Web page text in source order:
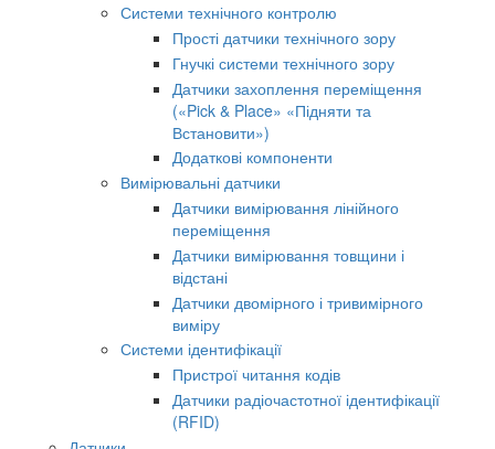
Системи технічного контролю
Прості датчики технічного зору
Гнучкі системи технічного зору
Датчики захоплення переміщення
(«Pick & Place» «Підняти та
Встановити»)
Додаткові компоненти
Вимірювальні датчики
Датчики вимірювання лінійного
переміщення
Датчики вимірювання товщини і
відстані
Датчики двомірного і тривимірного
виміру
Системи ідентифікації
Пристрої читання кодів
Датчики радіочастотної ідентифікації
(RFID)